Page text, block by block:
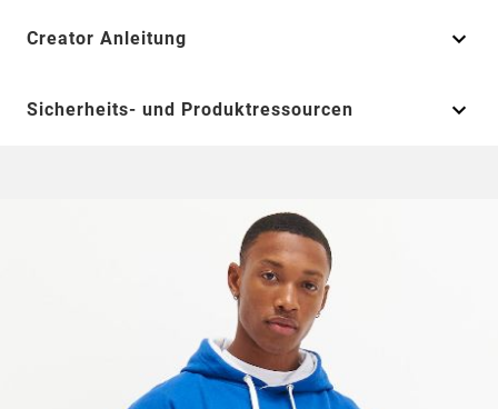
Creator Anleitung
Sicherheits- und Produktressourcen